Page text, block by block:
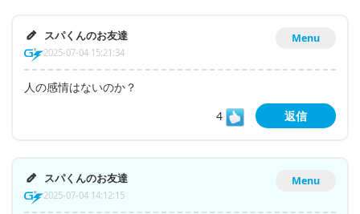
Menu
スパくんのお友達
2025-07-04 15:21:34
人の感情はないのか？
4
返信
Menu
スパくんのお友達
2025-07-04 14:12:15